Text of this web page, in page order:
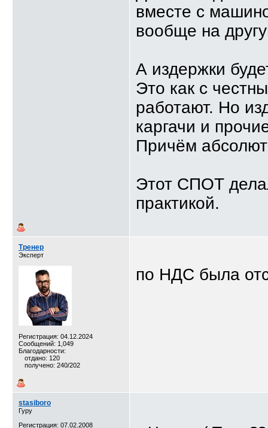
вместе с
вообще на
А издержки
Это как с
работают. Но
каргачи и
Причём
Этот СПОТ
практикой.
Тренер
Эксперт
Регистрация: 04.12.2024
Сообщений: 1,049
Благодарности:
отдано: 120
получено: 240/202
по НДС была
stasiboro
Гуру
Регистрация: 07.02.2008